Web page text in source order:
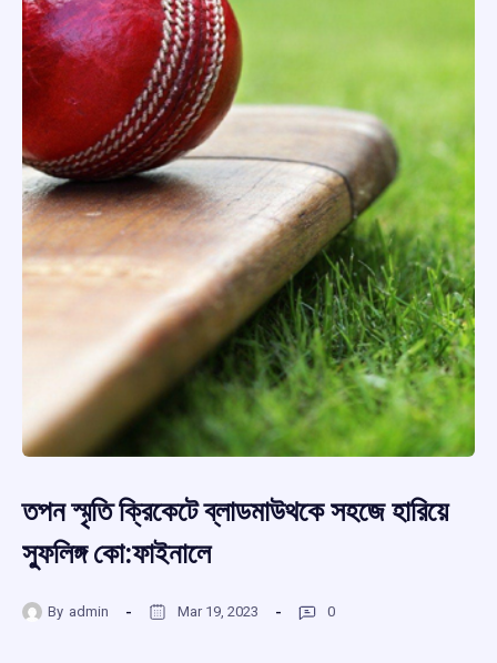
তপন স্মৃতি ক্রিকেটে ব্লাডমাউথকে সহজে হারিয়ে
স্ফুলিঙ্গ কো:ফাইনালে
By admin Mar 19, 2023 0